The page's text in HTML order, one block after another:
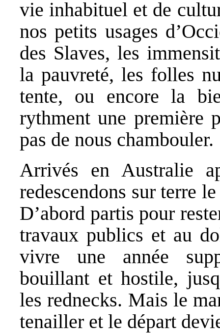
vie inhabituel et de
nos petits usages
des Slaves, les
la pauvreté, les folles
tente, ou encore la
rythment une première
pas de nous chambouler.
Arrivés en Australie
redescendons sur terre
D’abord partis pour
travaux publics et au
vivre une année
bouillant et hostile,
les rednecks. Mais le
tenailler et le départ